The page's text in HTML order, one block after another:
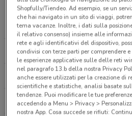
52 m
Via Europa, 4 Montecchio
76 m
Telephone Point Via
117 m
Via Roma, 2 Montecchio
MEDIAWORLD
TRONY
COOP
LIDL
Shopfully/Tiendeo. Ad esempio, se un
che hai navigato in un sito di viaggi,
tema vacanze. Inoltre, i dati sulla
il relativo consenso) insieme alle
rete e agli identificativi del dispositivo,
condivisi con terze parti per comprendere
le esperienze applicative sulle delle reti
nel paragrafo 13.b della nostra Privacy
anche essere utilizzati per la creazione di
scientifiche e statistiche, analisi basate
tendenze. Puoi modificare le tue
accedendo a Menu > Privacy >
nostra App. Cosa succede se rifiuti: